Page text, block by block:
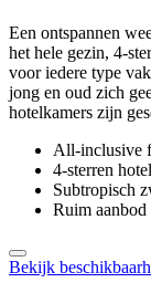
Een ontspannen
het hele gezin, 4-
voor iedere type
jong en oud zich
hotelkamers zijn
All-inclusive
4-sterren hotel
Subtropisch
Ruim
Bekijk